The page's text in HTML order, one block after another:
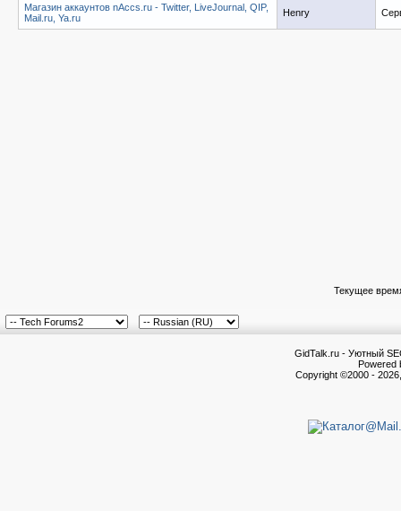
Магазин аккаунтов nAccs.ru - Twitter, LiveJournal, QIP,
Mail.ru, Ya.ru
Henry
Текущее
GidTalk.ru - Уютный
Powered
Copyright ©2000 -